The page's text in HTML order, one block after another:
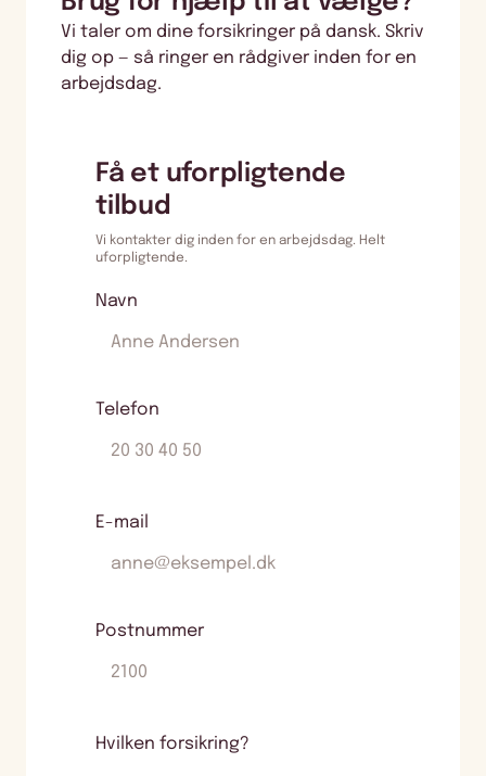
Vi taler om dine forsikringer på dansk. Skriv
dig op — så ringer en rådgiver inden for en
arbejdsdag.
Få et uforpligtende
tilbud
Vi kontakter dig inden for en arbejdsdag. Helt
uforpligtende.
Navn
Telefon
E-mail
Postnummer
Hvilken forsikring?